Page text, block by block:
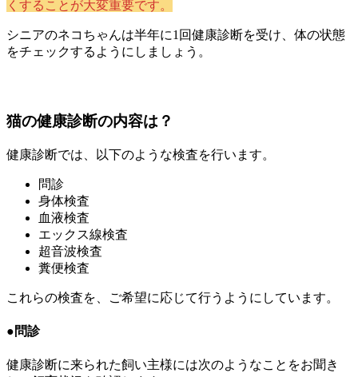
くすることが大変重要です。
シニアのネコちゃんは半年に1回健康診断を受け、体の状態
をチェックするようにしましょう。
猫の健康診断の内容は？
健康診断では、以下のような検査を行います。
問診
身体検査
血液検査
エックス線検査
超音波検査
糞便検査
これらの検査を、ご希望に応じて行うようにしています。
●問診
健康診断に来られた飼い主様には次のようなことをお聞き